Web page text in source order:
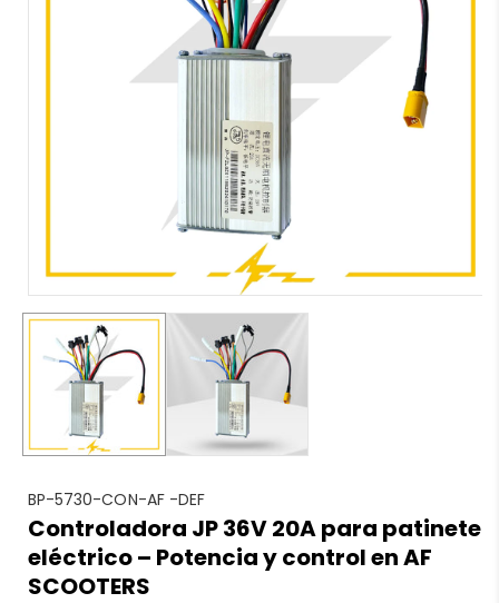
S
K
U
:
BP-5730-CON-AF -DEF
Controladora JP 36V 20A para patinete
eléctrico – Potencia y control en AF
SCOOTERS